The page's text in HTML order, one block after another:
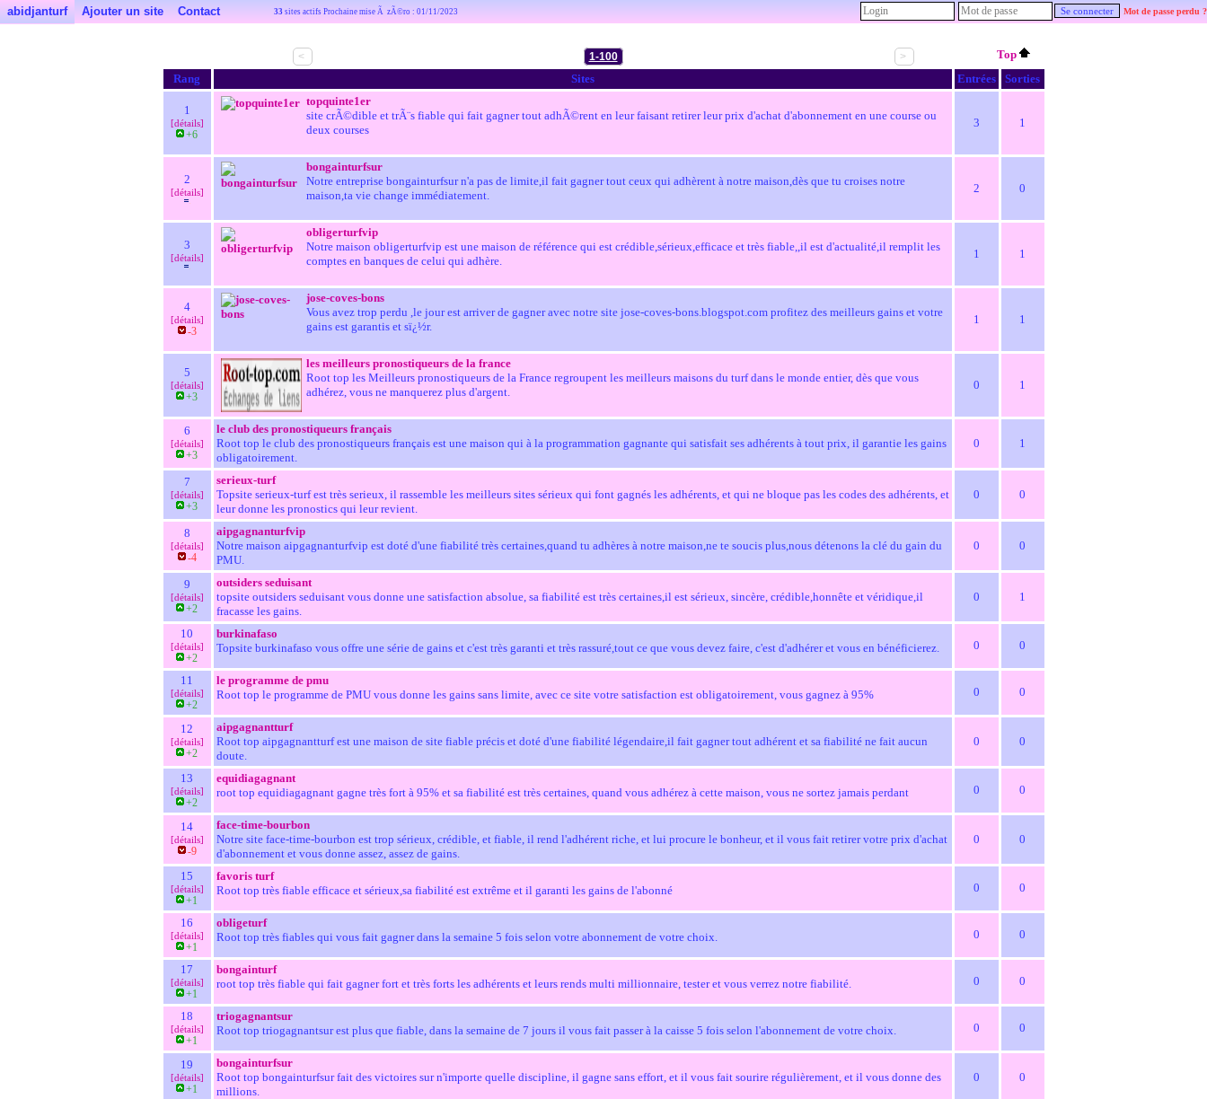
abidjanturf Ajouter un site Contact 33 sites actifs Prochaine mise Ã zÃ©ro : 01/11/2023 Mot de passe perdu ?
< 1-100 >
Top
Rang
Sites Entrées Sorties
1
[détails]
+6
topquinte1er
site crÃ©dible et trÃ¨s fiable qui fait gagner tout adhÃ©rent en leur faisant retirer leur prix d'achat d'abonnement en une course ou
deux courses
3 1
2
[détails]
bongainturfsur
Notre entreprise bongainturfsur n'a pas de limite,il fait gagner tout ceux qui adhèrent à notre maison,dès que tu croises notre
maison,ta vie change immédiatement.
2 0
3
[détails]
obligerturfvip
Notre maison obligerturfvip est une maison de référence qui est crédible,sérieux,efficace et très fiable,,il est d'actualité,il remplit les
comptes en banques de celui qui adhère.
1 1
4
[détails]
-3
jose-coves-bons
Vous avez trop perdu ,le jour est arriver de gagner avec notre site jose-coves-bons.blogspot.com profitez des meilleurs gains et votre
gains est garantis et sï¿½r.
1 1
5
[détails]
+3
les meilleurs pronostiqueurs de la france
Root top les Meilleurs pronostiqueurs de la France regroupent les meilleurs maisons du turf dans le monde entier, dès que vous
adhérez, vous ne manquerez plus d'argent.
0 1
6
[détails]
+3
le club des pronostiqueurs français
Root top le club des pronostiqueurs français est une maison qui à la programmation gagnante qui satisfait ses adhérents à tout prix, il garantie les gains
obligatoirement.
0 1
7
[détails]
+3
serieux-turf
Topsite serieux-turf est très serieux, il rassemble les meilleurs sites sérieux qui font gagnés les adhérents, et qui ne bloque pas les codes des adhérents, et
leur donne les pronostics qui leur revient.
0 0
8
[détails]
-4
aipgagnanturfvip
Notre maison aipgagnanturfvip est doté d'une fiabilité très certaines,quand tu adhères à notre maison,ne te soucis plus,nous détenons la clé du gain du
PMU.
0 0
9
[détails]
+2
outsiders seduisant
topsite outsiders seduisant vous donne une satisfaction absolue, sa fiabilité est très certaines,il est sérieux, sincère, crédible,honnête et véridique,il
fracasse les gains.
0 1
10
[détails]
+2
burkinafaso
Topsite burkinafaso vous offre une série de gains et c'est très garanti et très rassuré,tout ce que vous devez faire, c'est d'adhérer et vous en bénéficierez.
0 0
11
[détails]
+2
le programme de pmu
Root top le programme de PMU vous donne les gains sans limite, avec ce site votre satisfaction est obligatoirement, vous gagnez à 95%
0 0
12
[détails]
+2
aipgagnantturf
Root top aipgagnantturf est une maison de site fiable précis et doté d'une fiabilité légendaire,il fait gagner tout adhérent et sa fiabilité ne fait aucun
doute.
0 0
13
[détails]
+2
equidiagagnant
root top equidiagagnant gagne très fort à 95% et sa fiabilité est très certaines, quand vous adhérez à cette maison, vous ne sortez jamais perdant
0 0
14
[détails]
-9
face-time-bourbon
Notre site face-time-bourbon est trop sérieux, crédible, et fiable, il rend l'adhérent riche, et lui procure le bonheur, et il vous fait retirer votre prix d'achat
d'abonnement et vous donne assez, assez de gains.
0 0
15
[détails]
+1
favoris turf
Root top très fiable efficace et sérieux,sa fiabilité est extrême et il garanti les gains de l'abonné
0 0
16
[détails]
+1
obligeturf
Root top très fiables qui vous fait gagner dans la semaine 5 fois selon votre abonnement de votre choix.
0 0
17
[détails]
+1
bongainturf
root top très fiable qui fait gagner fort et très forts les adhérents et leurs rends multi millionnaire, tester et vous verrez notre fiabilité.
0 0
18
[détails]
+1
triogagnantsur
Root top triogagnantsur est plus que fiable, dans la semaine de 7 jours il vous fait passer à la caisse 5 fois selon l'abonnement de votre choix.
0 0
19
[détails]
+1
bongainturfsur
Root top bongainturfsur fait des victoires sur n'importe quelle discipline, il gagne sans effort, et il vous fait sourire régulièrement, et il vous donne des
millions.
0 0